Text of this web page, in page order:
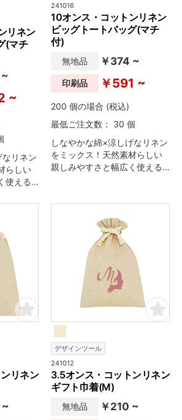
リネン
(マチ
~
なリネン
らしい
使える
わず
ナーな
のバッ
おしゃ
良さ、
ナル性
効果の
241016
10オンス・コットンリネン
ビッグトートバッグ(マチ
付)
無地品 ￥374 ~
印刷品 ￥591 ~
200 個の場合 (税込)
最低ご注文数： 30 個
しなやかな綿×涼しげなリネン
をミックス！天然素材らしい
親しみやすさと幅広く使える
様々なイベントやセミナーな
どのノベルティに人気のバッ
グ類。ひと目で分かるおしゃ
れなデザインや素材の良さ、
優れた利便性でオリジナル性
のあるプロモーション効果の
高いノベルティに。
リネン
~
デザインツール
241012
3.5オンス・コットンリネン
ギフト巾着(M)
無地品 ￥210 ~